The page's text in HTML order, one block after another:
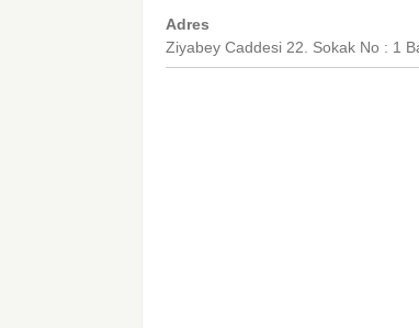
Adres
Ziyabey Caddesi 22. Sokak No : 1